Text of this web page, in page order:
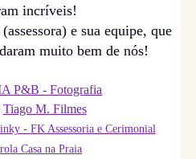
incríveis!
e sua equipe, que
muito bem de nós!
P&B - Fotografia
Tiago M. Filmes
- FK Assessoria e Cerimonial
Casa na Praia